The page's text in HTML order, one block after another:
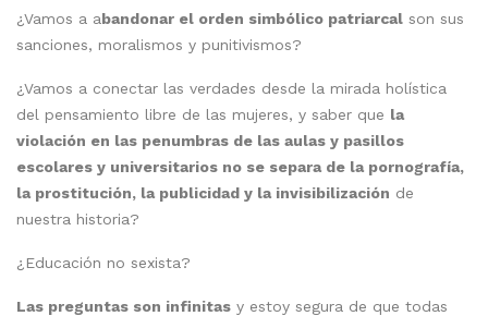
¿Vamos a abandonar el orden simbólico patriarcal son sus
sanciones, moralismos y punitivismos?
¿Vamos a conectar las verdades desde la mirada holística
del pensamiento libre de las mujeres, y saber que la
violación en las penumbras de las aulas y pasillos
escolares y universitarios no se separa de la pornografía,
la prostitución, la publicidad y la invisibilización de
nuestra historia?
¿Educación no sexista?
Las preguntas son infinitas y estoy segura de que todas